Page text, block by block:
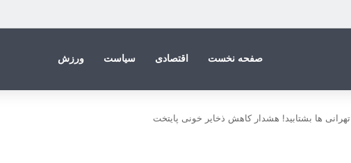
صفحه نخست اقتصادی سیاست ورزش
تهرانی ها بشتابید! هشدار کاهش ذخایر خونی پایتخت